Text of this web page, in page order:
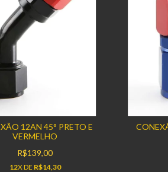
12AN 45° PRETO E
VERMELHO
R$139,00
12X DE R$14,30